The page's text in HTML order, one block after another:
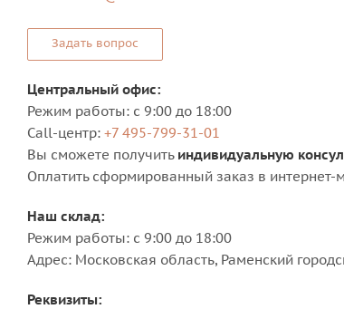
Задать вопрос
Центральный офис:
Режим работы: с 9:00 до 18:00
Сall-центр: +7 495-799-31-01
Вы сможете получить индивидуальную
Оплатить сформированный заказ в интернет-
Наш склад:
Режим работы: с 9:00 до 18:00
Адрес: Московская область, Раменский
Реквизиты: